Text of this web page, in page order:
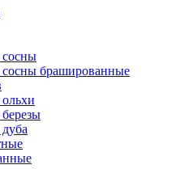
сосны
сосны брашированные